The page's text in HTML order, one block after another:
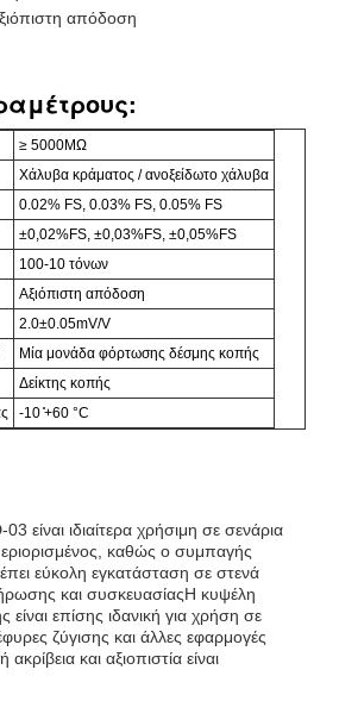
απόδοση
≥ 5000MΩ
Χάλυβα κράματος / ανοξείδωτο χάλυβα
0.02% FS, 0.03% FS, 0.05% FS
±0,02%FS, ±0,03%FS, ±0,05%FS
100-10 τόνων
Αξιόπιστη απόδοση
2.0±0.05mV/V
Μία μονάδα φόρτωσης δέσμης κοπής
Δείκτης κοπής
-10 ̊+60 °C
είναι ιδιαίτερα χρήσιμη σε σενάρια
καθώς ο συμπαγής
εύκολη εγκατάσταση σε στενά
και συσκευασίαςΗ κυψέλη
επίσης ιδανική για χρήση σε
ζύγισης και άλλες εφαρμογές
και αξιοπιστία είναι